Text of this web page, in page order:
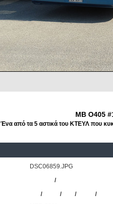
MB O405
Ένα από τα 5 αστικά του ΚΤΕΥΛ που
DSC06859.JPG
/
/ / / /